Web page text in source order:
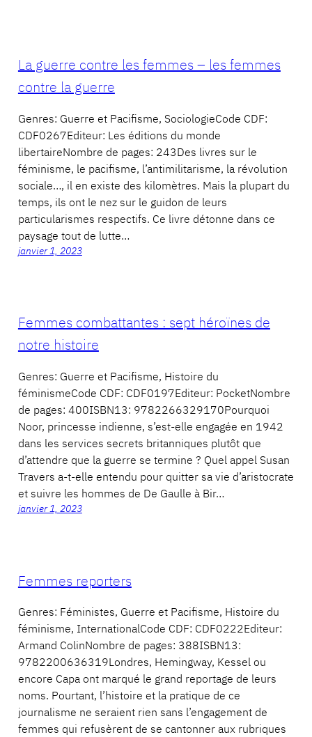
La guerre contre les femmes – les femmes
contre la guerre
Genres: Guerre et Pacifisme, SociologieCode CDF:
CDF0267Editeur: Les éditions du monde
libertaireNombre de pages: 243Des livres sur le
féminisme, le pacifisme, l’antimilitarisme, la révolution
sociale…, il en existe des kilomètres. Mais la plupart du
temps, ils ont le nez sur le guidon de leurs
particularismes respectifs. Ce livre détonne dans ce
paysage tout de lutte…
janvier 1, 2023
Femmes combattantes : sept héroïnes de
notre histoire
Genres: Guerre et Pacifisme, Histoire du
féminismeCode CDF: CDF0197Editeur: PocketNombre
de pages: 400ISBN13: 9782266329170Pourquoi
Noor, princesse indienne, s’est-elle engagée en 1942
dans les services secrets britanniques plutôt que
d’attendre que la guerre se termine ? Quel appel Susan
Travers a-t-elle entendu pour quitter sa vie d’aristocrate
et suivre les hommes de De Gaulle à Bir…
janvier 1, 2023
Femmes reporters
Genres: Féministes, Guerre et Pacifisme, Histoire du
féminisme, InternationalCode CDF: CDF0222Editeur:
Armand ColinNombre de pages: 388ISBN13:
9782200636319Londres, Hemingway, Kessel ou
encore Capa ont marqué le grand reportage de leurs
noms. Pourtant, l’histoire et la pratique de ce
journalisme ne seraient rien sans l’engagement de
femmes qui refusèrent de se cantonner aux rubriques